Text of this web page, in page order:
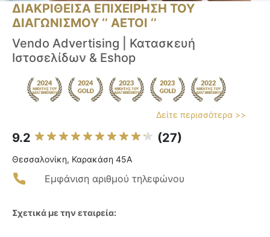
ΔΙΑΚΡΙΘΕΙΣΑ ΕΠΙΧΕΙΡΗΣΗ ΤΟΥ
ΔΙΑΓΩΝΙΣΜΟΥ ‘’ ΑΕΤΟΙ ‘’
Vendo Advertising | Κατασκευή
Ιστοσελίδων & Eshop
Δείτε περισσότερα >>
9.2 (27)
Θεσσαλονίκη, Καρακάση 45Α
Εμφάνιση αριθμού τηλεφώνου
Σχετικά με την εταιρεία: